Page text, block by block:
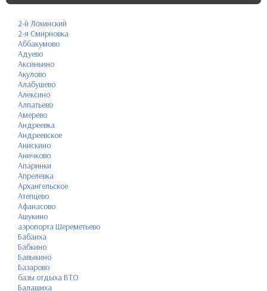
2-й Лохинский
2-я Смирновка
Аббакумово
Адуево
Аксиньино
Акулово
Алабушево
Алексино
Алпатьево
Амерево
Андреевка
Андреевское
Анискино
Аничково
Апаринки
Апрелевка
Архангельское
Атепцево
Афанасово
Ашукино
аэропорта Шереметьево
Бабаиха
Бабкино
Бавыкино
Базарово
базы отдыха ВТО
Балашиха